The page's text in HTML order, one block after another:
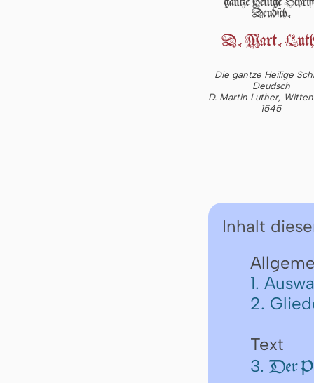
Die gantze Heilige
Deudsch
D. Martin Luther,
1545
Inhalt
1.
2.
Text
3. Der